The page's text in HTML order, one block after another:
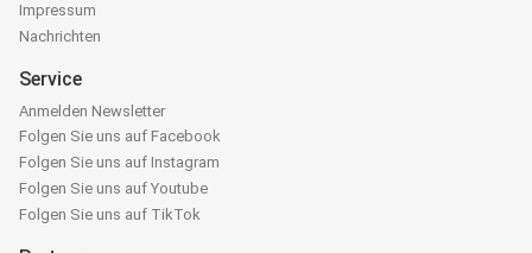
Impressum
Nachrichten
Service
Anmelden Newsletter
Folgen Sie uns auf Facebook
Folgen Sie uns auf Instagram
Folgen Sie uns auf Youtube
Folgen Sie uns auf TikTok